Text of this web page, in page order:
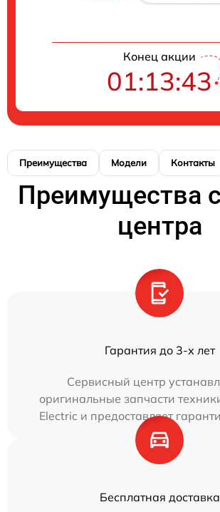
Конец акции
01:13:43
Преимущества Модели Контакты
Преимущества
центра
Гарантия до 3-х лет
Сервисный центр
оригинальные запчасти
Electric и предоставляет
Бесплатная доставка